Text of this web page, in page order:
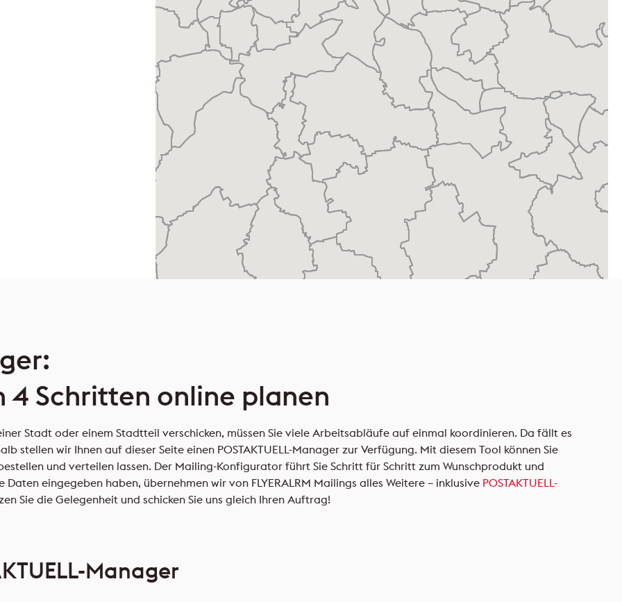
4 Schritten online planen
Stadt oder einem Stadtteil verschicken, müssen Sie viele Arbeitsabläufe auf einmal koordinieren. Da fällt es
stellen wir Ihnen auf dieser Seite einen POSTAKTUELL-Manager zur Verfügung. Mit diesem Tool können Sie
und verteilen lassen. Der Mailing-Konfigurator führt Sie Schritt für Schritt zum Wunschprodukt und
eingegeben haben, übernehmen wir von FLYERALRM Mailings alles Weitere – inklusive POSTAKTUELL-
Sie die Gelegenheit und schicken Sie uns gleich Ihren Auftrag!
Manager